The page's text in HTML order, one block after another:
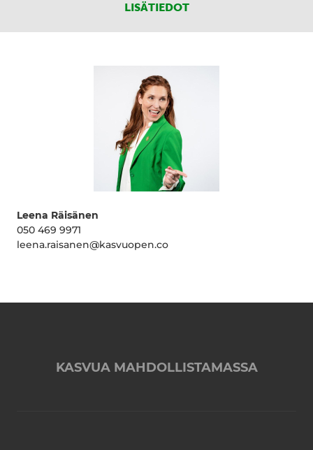
LISÄTIEDOT
Leena Räisänen
050 469 9971
leena.raisanen@kasvuopen.co
KASVUA MAHDOLLISTAMASSA